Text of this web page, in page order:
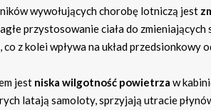
wywołujących chorobę lotniczą jest
przystosowanie ciała do
z kolei wpływa na układ przedsionkowy
jest niska wilgotność powietrza w
latają samoloty, sprzyjają utracie